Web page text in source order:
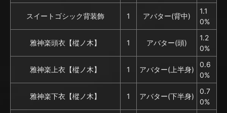
スイートゴシック背装飾 1 アバター(背中)
1.1
0%
雅神楽頭衣【樅ノ木】 1 アバター(頭)
1.2
0%
雅神楽上衣【樅ノ木】 1 アバター(上半身)
0.6
0%
雅神楽下衣【樅ノ木】 1 アバター(下半身)
0.7
0%